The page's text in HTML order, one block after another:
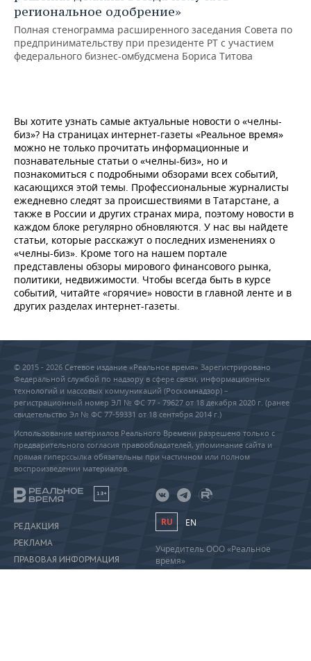
региональное одобрение»
Полная стенограмма расширенного заседания Совета по
предпринимательству при президенте РТ с участием
федерального бизнес-омбудсмена Бориса Титова
Вы хотите узнать самые актуальные новости о «челны-
биз»? На страницах интернет-газеты «Реальное время»
можно не только прочитать информационные и
познавательные статьи о «челны-биз», но и
познакомиться с подробными обзорами всех событий,
касающихся этой темы. Профессиональные журналисты
ежедневно следят за происшествиями в Татарстане, а
также в России и других странах мира, поэтому новости в
каждом блоке регулярно обновляются. У нас вы найдете
статьи, которые расскажут о последних изменениях о
«челны-биз». Кроме того на нашем портале
представлены обзоры мирового финансового рынка,
политики, недвижимости. Чтобы всегда быть в курсе
событий, читайте «горячие» новости в главной ленте и в
других разделах интернет-газеты.
© 2015 - 2026 Сетевое издание «Реальное время» Зарегистрировано
Федеральной службой по надзору в сфере связи, информационных
технологий и массовых коммуникаций (Роскомнадзор) –
регистрационный номер ЭЛ № ФС 77 - 79627 от 18 декабря 2020 г. (ранее
свидетельство Эл № ФС 77-59331 от 18 сентября 2014 г.)
Использование материалов Реального Времени разрешено только с
предварительного согласия правообладателей, упоминание сайта и
прямая гиперссылка обязательны при частичном или полном
воспроизведении материалов.
18+
РЕДАКЦИЯ
РЕКЛАМА
ПРАВОВАЯ ИНФОРМАЦИЯ
RU EN
Учредитель ООО «Реальное
время»
Главный редактор Саушина А.А.